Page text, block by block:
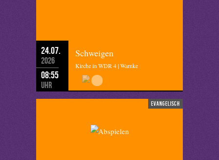
24.07.
2026
08:55
Uhr
Schweigen
Kirche in WDR 4 | Warnke
evangelisch